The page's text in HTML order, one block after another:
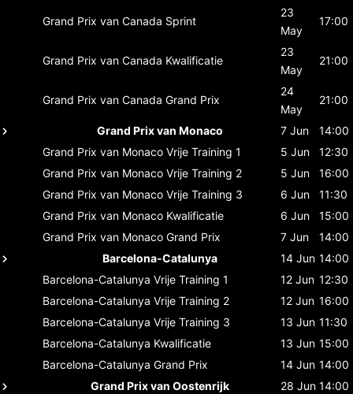
Grand Prix van Canada Sprint
23
May
17:00
Grand Prix van Canada Kwalificatie
23
May
21:00
Grand Prix van Canada Grand Prix
24
May
21:00
Grand Prix van Monaco 7 Jun
14:00
Grand Prix van Monaco Vrije Training 1 5 Jun
12:30
Grand Prix van Monaco Vrije Training 2 5 Jun
16:00
Grand Prix van Monaco Vrije Training 3 6 Jun
11:30
Grand Prix van Monaco Kwalificatie 6 Jun
15:00
Grand Prix van Monaco Grand Prix 7 Jun
14:00
Barcelona-Catalunya
14 Jun 14:00
Barcelona-Catalunya Vrije Training 1 12 Jun 12:30
Barcelona-Catalunya Vrije Training 2 12 Jun 16:00
Barcelona-Catalunya Vrije Training 3 13 Jun 11:30
Barcelona-Catalunya Kwalificatie 13 Jun 15:00
Barcelona-Catalunya Grand Prix 14 Jun 14:00
Grand Prix van Oostenrijk
28 Jun 14:00